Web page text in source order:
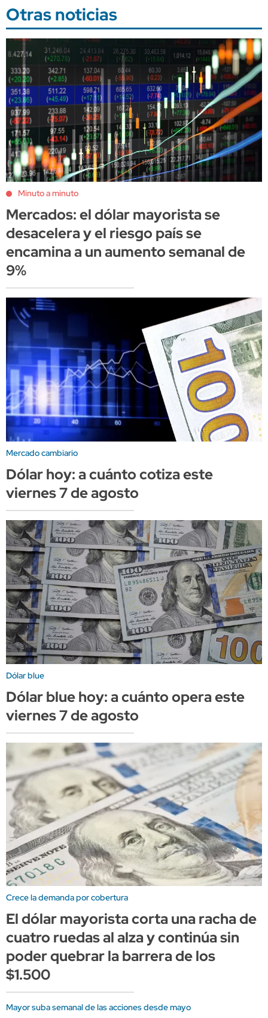
Otras noticias
Minuto a minuto
Mercados: el dólar mayorista se
desacelera y el riesgo país se
encamina a un aumento semanal de
9%
Mercado cambiario
Dólar hoy: a cuánto cotiza este
viernes 7 de agosto
Dólar blue
Dólar blue hoy: a cuánto opera este
viernes 7 de agosto
Crece la demanda por cobertura
El dólar mayorista corta una racha de
cuatro ruedas al alza y continúa sin
poder quebrar la barrera de los
$1.500
Mayor suba semanal de las acciones desde mayo